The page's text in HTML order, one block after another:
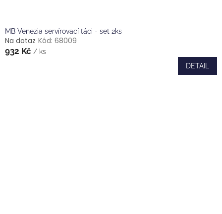
MB Venezia servírovací táci - set 2ks
Na dotaz Kód: 68009
932 Kč / ks
DETAIL